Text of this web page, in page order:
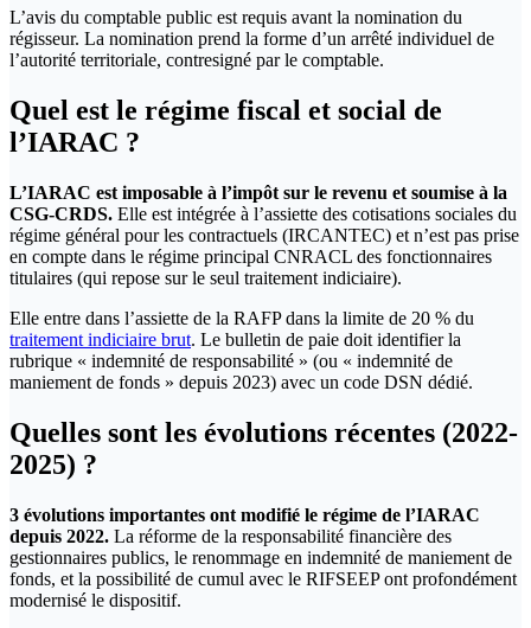
L’avis du comptable public est requis avant la nomination du
régisseur. La nomination prend la forme d’un arrêté individuel de
l’autorité territoriale, contresigné par le comptable.
Quel est le régime fiscal et social de
l’IARAC ?
L’IARAC est imposable à l’impôt sur le revenu et soumise à la
CSG-CRDS. Elle est intégrée à l’assiette des cotisations sociales du
régime général pour les contractuels (IRCANTEC) et n’est pas prise
en compte dans le régime principal CNRACL des fonctionnaires
titulaires (qui repose sur le seul traitement indiciaire).
Elle entre dans l’assiette de la RAFP dans la limite de 20 % du
traitement indiciaire brut. Le bulletin de paie doit identifier la
rubrique « indemnité de responsabilité » (ou « indemnité de
maniement de fonds » depuis 2023) avec un code DSN dédié.
Quelles sont les évolutions récentes (2022-
2025) ?
3 évolutions importantes ont modifié le régime de l’IARAC
depuis 2022. La réforme de la responsabilité financière des
gestionnaires publics, le renommage en indemnité de maniement de
fonds, et la possibilité de cumul avec le RIFSEEP ont profondément
modernisé le dispositif.